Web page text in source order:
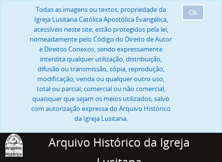
Ok
Todas as imagens ou textos, propriedade da
Igreja Lusitana Católica Apostólica Evangélica,
acessíveis neste site, estão protegidos pela lei,
nomeadamente pelo Código do Direito de Autor
e Direitos Conexos, sendo expressamente
interdita qualquer utilização, distribuição,
difusão ou transmissão, cópia, reprodução,
modificação, venda ou qualquer outro uso,
total ou parcial, comercial ou não comercial,
quaisquer que sejam os meios utilizados, salvo
com autorização expressa do Arquivo Histórico
da Igreja Lusitana.
Arquivo Histórico da Igreja